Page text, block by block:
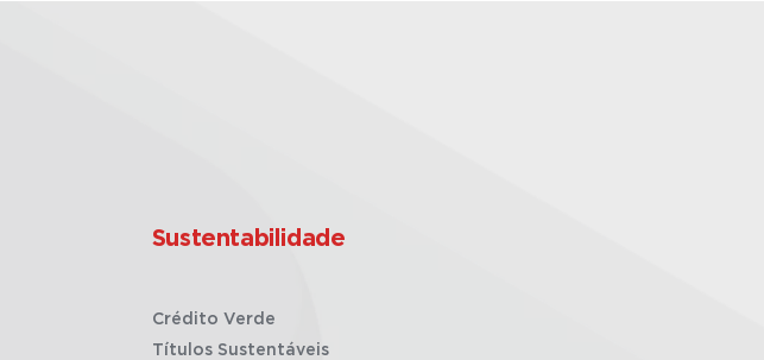
Sustentabilidade
Crédito Verde
Títulos Sustentáveis